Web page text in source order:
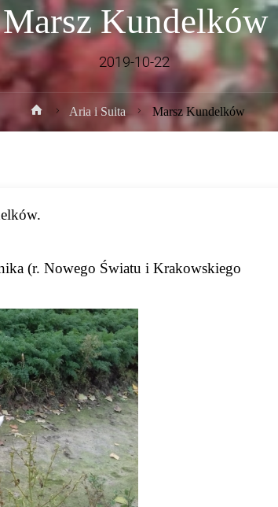
Marsz Kundelków
2019-10-22
Strona
główna
Aria i Suita Marsz Kundelków
(r. Nowego Światu i Krakowskiego